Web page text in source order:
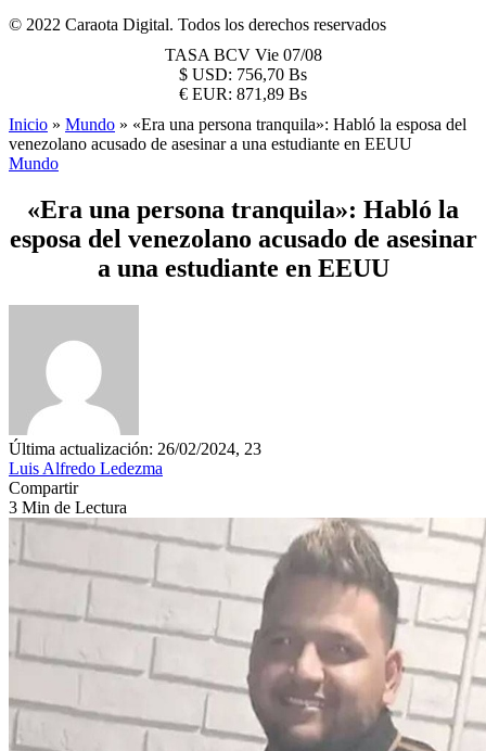
© 2022 Caraota Digital. Todos los derechos reservados
TASA BCV Vie 07/08
$ USD: 756,70 Bs
€ EUR: 871,89 Bs
Inicio » Mundo » «Era una persona tranquila»: Habló la esposa del
venezolano acusado de asesinar a una estudiante en EEUU
Mundo
«Era una persona tranquila»: Habló la
esposa del venezolano acusado de asesinar
a una estudiante en EEUU
Última actualización: 26/02/2024, 23
Luis Alfredo Ledezma
Compartir
3 Min de Lectura